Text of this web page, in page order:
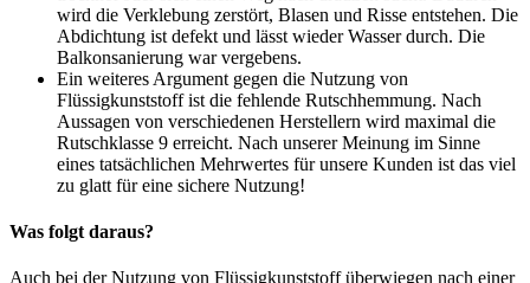
wird die Verklebung zerstört, Blasen und Risse entstehen. Die
Abdichtung ist defekt und lässt wieder Wasser durch. Die
Balkonsanierung war vergebens.
Ein weiteres Argument gegen die Nutzung von
Flüssigkunststoff ist die fehlende Rutschhemmung. Nach
Aussagen von verschiedenen Herstellern wird maximal die
Rutschklasse 9 erreicht. Nach unserer Meinung im Sinne
eines tatsächlichen Mehrwertes für unsere Kunden ist das viel
zu glatt für eine sichere Nutzung!
Was folgt daraus?
Auch bei der Nutzung von Flüssigkunststoff überwiegen nach einer